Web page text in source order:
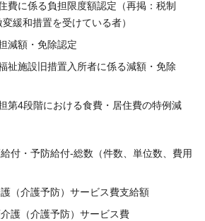
費に係る負担限度額認定（再掲：税制
緩和措置を受けている者）
減額・免除認定
祉施設旧措置入所者に係る減額・免除
第4段階における食費・居住費の特例減
付・予防給付-総数（件数、単位数、費用
（介護予防）サービス費支給額
護（介護予防）サービス費